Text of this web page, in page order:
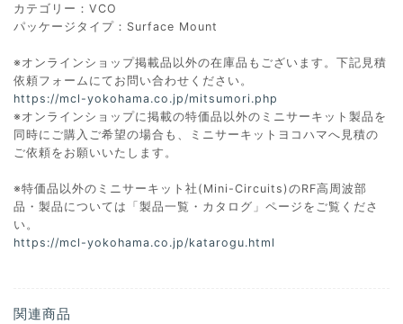
カテゴリー：VCO
パッケージタイプ：Surface Mount
※オンラインショップ掲載品以外の在庫品もございます。下記見積
依頼フォームにてお問い合わせください。
https://mcl-yokohama.co.jp/mitsumori.php
※オンラインショップに掲載の特価品以外のミニサーキット製品を
同時にご購入ご希望の場合も、ミニサーキットヨコハマへ見積の
ご依頼をお願いいたします。
※特価品以外のミニサーキット社(Mini-Circuits)のRF高周波部
品・製品については「製品一覧・カタログ」ページをご覧くださ
い。
https://mcl-yokohama.co.jp/katarogu.html
関連商品